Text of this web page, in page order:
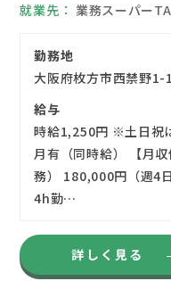
就業先 業務スーパー
勤務地
大阪府枚方市西禁野1-
給与
時給1,250円 ※土日祝
月有（同時給） 【月
務） 180,000円（週4
4h勤…
詳しく見る